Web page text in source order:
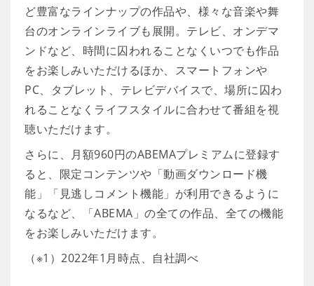
ど豊富なラインナップの作品や、様々な音楽や舞
台のオンラインライブも展開。テレビ、オンデマ
ンドなど、時間に囚われることなくいつでも作品
をお楽しみいただけるほか、スマートフォンや
PC、タブレット、テレビデバイスで、場所に囚わ
れることなくライフスタイルに合わせて番組を視
聴いただけます。
さらに、月額960円のABEMAプレミアムに登録す
ると、限定コンテンツや「動画ダウンロード機
能」「見逃しコメント機能」が利用できるように
なるなど、「ABEMA」の全ての作品、全ての機能
をお楽しみいただけます。
（※1）2022年1月時点、自社調べ